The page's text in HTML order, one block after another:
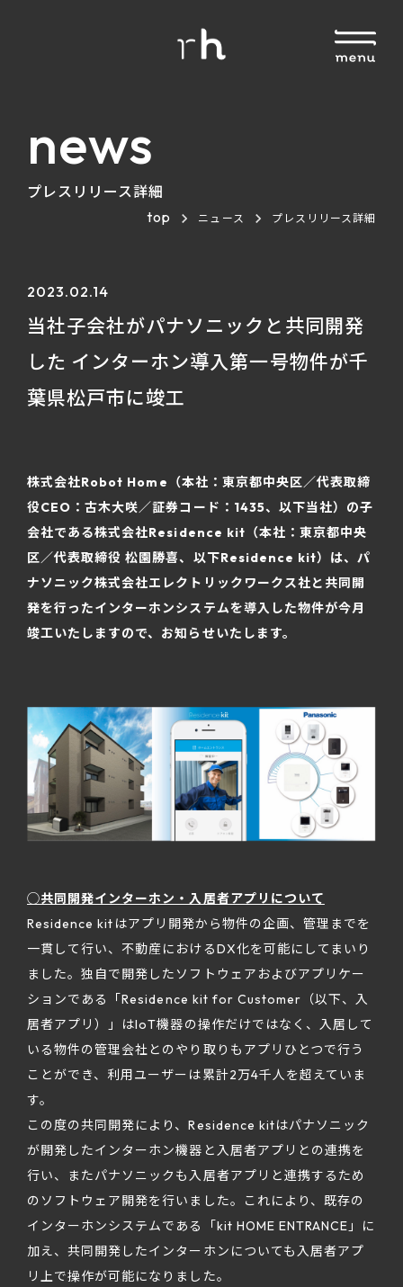
news
プレスリリース詳細
top
ニュース プレスリリース詳細
2023.02.14
当社子会社がパナソニックと共同開発
した インターホン導入第一号物件が千
葉県松戸市に竣工
株式会社Robot Home（本社：東京都中央区／代表取締
役CEO：古木大咲／証券コード：1435、以下当社）の子
会社である株式会社Residence kit（本社：東京都中央
区／代表取締役 松園勝喜、以下Residence kit）は、パ
ナソニック株式会社エレクトリックワークス社と共同開
発を行ったインターホンシステムを導入した物件が今月
竣工いたしますので、お知らせいたします。
◯共同開発インターホン・入居者アプリについて
Residence kitはアプリ開発から物件の企画、管理までを
一貫して行い、不動産におけるDX化を可能にしてまいり
ました。独自で開発したソフトウェアおよびアプリケー
ションである「Residence kit for Customer（以下、入
居者アプリ）」はIoT機器の操作だけではなく、入居して
いる物件の管理会社とのやり取りもアプリひとつで行う
ことができ、利用ユーザーは累計2万4千人を超えていま
す。
この度の共同開発により、Residence kitはパナソニック
が開発したインターホン機器と入居者アプリとの連携を
行い、またパナソニックも入居者アプリと連携するため
のソフトウェア開発を行いました。これにより、既存の
インターホンシステムである「kit HOME ENTRANCE」に
加え、共同開発したインターホンについても入居者アプ
リ上で操作が可能になりました。